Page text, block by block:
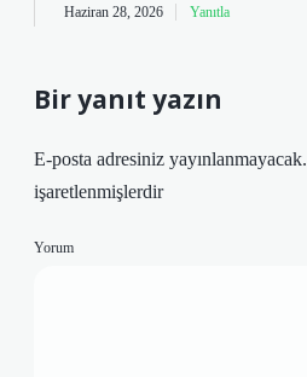
Haziran 28, 2026 Yanıtla
Bir yanıt yazın
E-posta adresiniz yayınlanmayacak.
işaretlenmişlerdir
Yorum